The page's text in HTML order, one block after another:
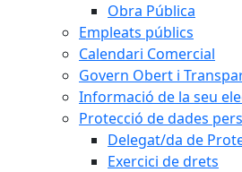
Obra Pública
Empleats públics
Calendari Comercial
Govern Obert i
Informació de la seu
Protecció de dades
Delegat/da de
Exercici de drets